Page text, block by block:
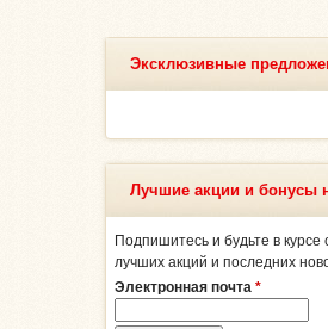
Эксклюзивные
Лучшие акции и бонусы
Подпишитесь и будьте в курсе
лучших акций и последних
Электронная почта *